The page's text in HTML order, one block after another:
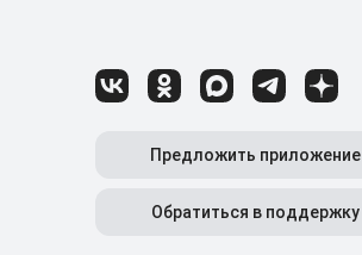
Предложить приложение
Обратиться в поддержку